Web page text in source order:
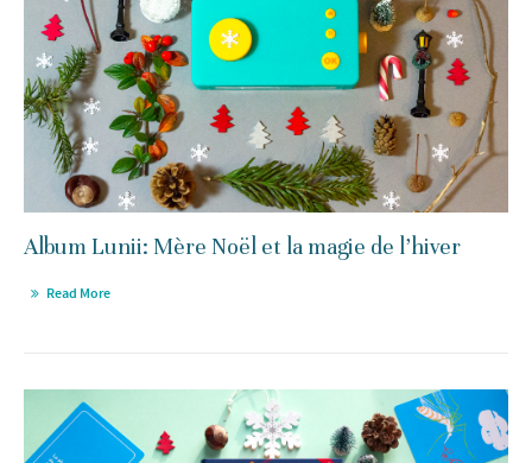
Album Lunii: Mère Noël et la magie de l’hiver
Read More